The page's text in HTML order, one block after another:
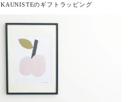
KAUNISTEのギフトラッピング